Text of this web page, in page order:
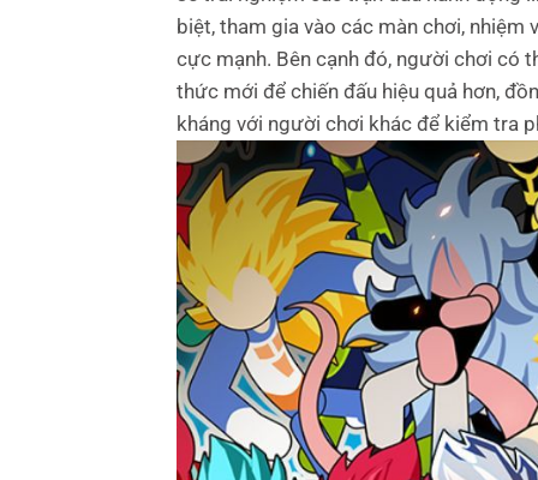
biệt, tham gia vào các màn chơi,
cực mạnh. Bên cạnh đó, người chơi có
thức mới để chiến đấu hiệu quả hơn,
kháng với người chơi khác để kiểm tra